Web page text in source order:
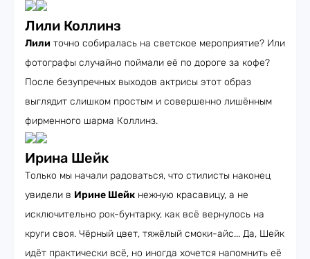
Лили Коллинз
Лили точно собиралась на светское мероприятие? Или
фотографы случайно поймали её по дороге за кофе?
После безупречных выходов актрисы этот образ
выглядит слишком простым и совершенно лишённым
фирменного шарма Коллинз.
Ирина Шейк
Только мы начали радоваться, что стилисты наконец
увидели в Ирине Шейк нежную красавицу, а не
исключительно рок-бунтарку, как всё вернулось на
круги своя. Чёрный цвет, тяжёлый смоки-айс... Да, Шейк
идёт практически всё, но иногда хочется напомнить её